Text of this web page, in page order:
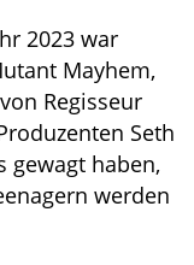
2023 war
Mayhem,
Regisseur
Seth
gewagt haben,
werden